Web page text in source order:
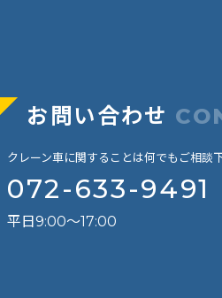
お問い合わせ
クレーン車に関することは何でもご相談下
072-633-9491
平日9:00～17:00